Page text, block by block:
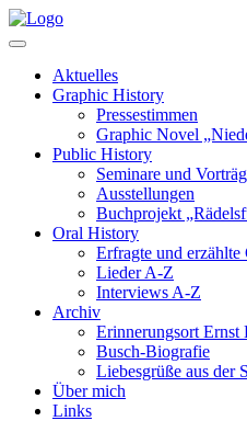
Aktuelles
Graphic History
Pressestimmen
Graphic Novel
Public History
Seminare und
Ausstellungen
Buchprojekt
Oral History
Erfragte und erzählte
Lieder A-Z
Interviews A-Z
Archiv
Erinnerungsort Ernst
Busch-Biografie
Liebesgrüße aus der
Über mich
Links